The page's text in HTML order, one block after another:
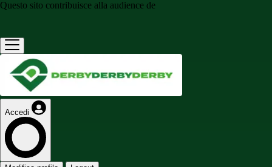
Questo sito contribuisce alla audience de
Accedi